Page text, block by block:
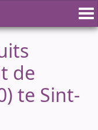
de
te Sint-